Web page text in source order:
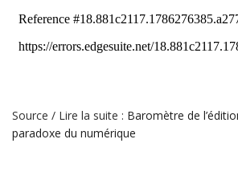
Source / Lire la suite : Baromètre de
paradoxe du numérique